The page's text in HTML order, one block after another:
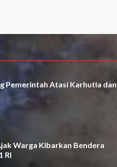
Pemerintah Atasi Karhutla dan
Warga Kibarkan Bendera
RI